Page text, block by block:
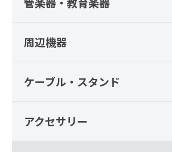
周辺機器
ケーブル・スタンド
アクセサリー